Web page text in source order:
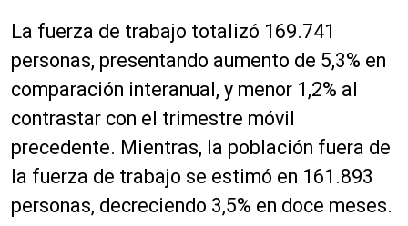
La fuerza de trabajo totalizó 169.741
personas, presentando aumento de 5,3% en
comparación interanual, y menor 1,2% al
contrastar con el trimestre móvil
precedente. Mientras, la población fuera de
la fuerza de trabajo se estimó en 161.893
personas, decreciendo 3,5% en doce meses.